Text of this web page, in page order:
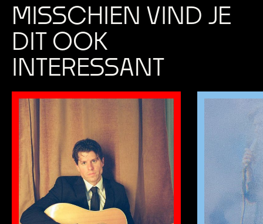
MISSCHIEN VIND JE
DIT OOK
INTERESSANT